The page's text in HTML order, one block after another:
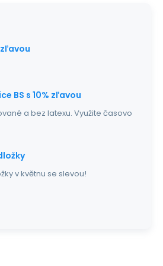
BS s 10% zľavou
a bez latexu. Využite časovo
v květnu se slevou!